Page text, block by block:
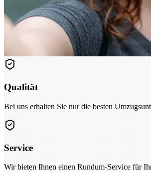
Qualität
Bei uns erhalten Sie nur die besten
Service
Wir bieten Ihnen einen Rundum-Service für